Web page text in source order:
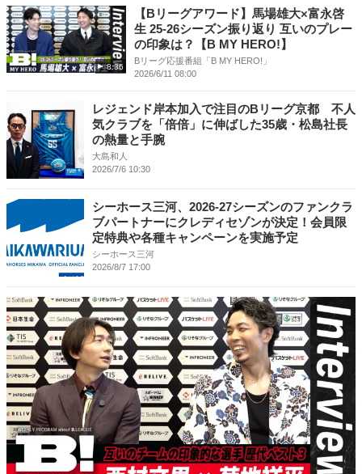
8:36
【Bリーグアワード】馬場雄大×富永啓
生 25-26シーズン振り返り 互いのプレー
の印象は？【B MY HERO!】
Bリーグ応援番組「B MY HERO!」
2026/6/11 08:00
レジェンド岸本加入で注目のBリーグ京都 不人
気クラブを「倍倍」に伸ばした35歳・松島社長
の熱量と手腕
大島和人
2026/7/6 10:30
シーホース三河、2026-27シーズンのファンクラ
ブパートナーにクレディセゾンが決定！会員限
定特典や各種キャンペーンを実施予定
シーホース三河
2026/8/7 17:00